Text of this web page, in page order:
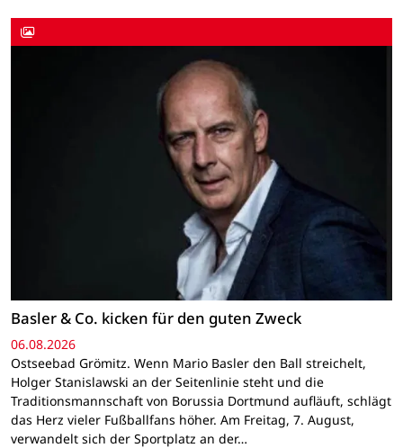
Basler & Co. kicken für den guten Zweck
06.08.2026
Ostseebad Grömitz. Wenn Mario Basler den Ball streichelt,
Holger Stanislawski an der Seitenlinie steht und die
Traditionsmannschaft von Borussia Dortmund aufläuft, schlägt
das Herz vieler Fußballfans höher. Am Freitag, 7. August,
verwandelt sich der Sportplatz an der…